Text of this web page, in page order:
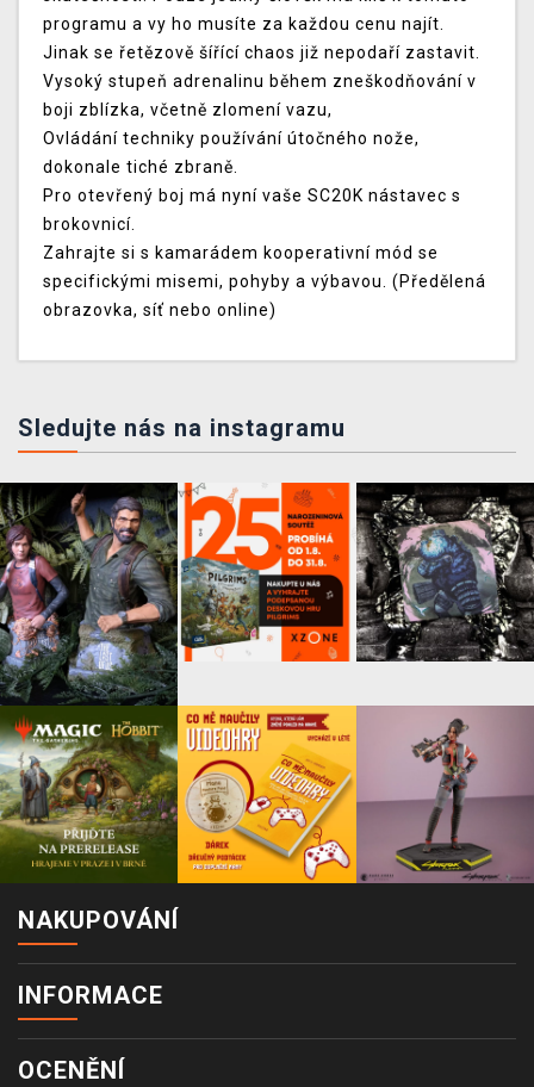
programu a vy ho musíte za každou cenu najít.
Jinak se řetězově šířící chaos již nepodaří zastavit.
Vysoký stupeň adrenalinu během zneškodňování v
boji zblízka, včetně zlomení vazu,
Ovládání techniky používání útočného nože,
dokonale tiché zbraně.
Pro otevřený boj má nyní vaše SC20K nástavec s
brokovnicí.
Zahrajte si s kamarádem kooperativní mód se
specifickými misemi, pohyby a výbavou. (Předělená
obrazovka, síť nebo online)
Sledujte nás na instagramu
NAKUPOVÁNÍ
INFORMACE
OCENĚNÍ